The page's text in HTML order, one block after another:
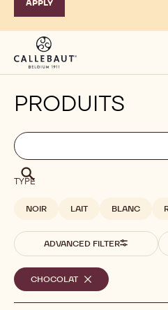
PRODUITS
Filters
Filters:
search
Chercher
Chercher
TYPE
NOIR LAIT BLANC
ADVANCED FILTER
Filtres
sélectionnés
CHOCOLAT
REMOVE
FILTER